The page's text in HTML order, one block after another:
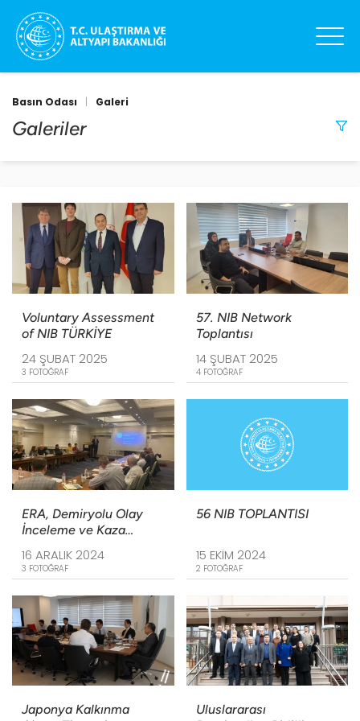
Basın Odası | Galeri
Galeriler
TARIH ARALIĞI
Voluntary Assessment
of NIB TÜRKİYE
24 ŞUBAT 2025
3 FOTOĞRAF
57. NIB Network
Toplantısı
14 ŞUBAT 2025
4 FOTOĞRAF
ERA, Demiryolu Olay
İnceleme ve Kaza
16 ARALIK 2024
3 FOTOĞRAF
56 NIB TOPLANTISI
15 EKIM 2024
2 FOTOĞRAF
Japonya Kalkınma
Uluslararası